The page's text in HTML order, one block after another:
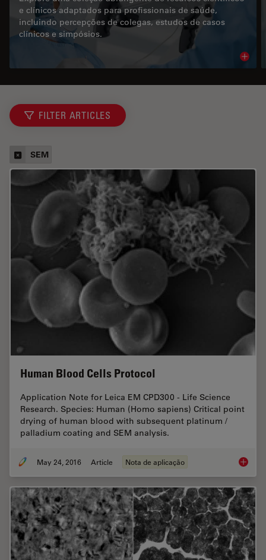
e clínicos adaptados para profissionais de saúde,
incluindo percepções de colegas, estudos de casos
clínicos e simpósios.
FILTER ARTICLES
SEM
Human Blood Cells Protocol
Application Note for Leica EM CPD300 - Life Science
Research. Species: Human (Homo sapiens) Critical point
drying of human blood with subsequent platinum /
palladium coating and SEM analysis.
May 24, 2016 Article Nota de aplicação Human